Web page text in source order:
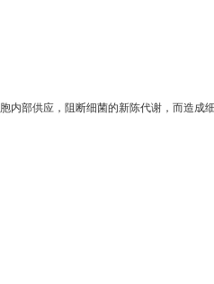
内部供应，阻断细菌的新陈代谢，而造成